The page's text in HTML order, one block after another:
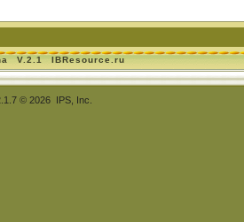
V.2.1 IBResource.ru
© 2026 IPS, Inc.